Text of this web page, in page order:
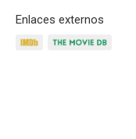
Enlaces externos